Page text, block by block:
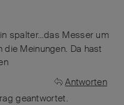
spalter…das Messer um
Meinungen. Da hast
Antworten
geantwortet.